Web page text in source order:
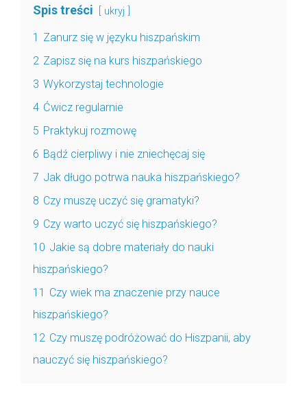
Spis treści ukryj
1 Zanurz się w języku hiszpańskim
2 Zapisz się na kurs hiszpańskiego
3 Wykorzystaj technologie
4 Ćwicz regularnie
5 Praktykuj rozmowę
6 Bądź cierpliwy i nie zniechęcaj się
7 Jak długo potrwa nauka hiszpańskiego?
8 Czy muszę uczyć się gramatyki?
9 Czy warto uczyć się hiszpańskiego?
10 Jakie są dobre materiały do nauki
hiszpańskiego?
11 Czy wiek ma znaczenie przy nauce
hiszpańskiego?
12 Czy muszę podróżować do Hiszpanii, aby
nauczyć się hiszpańskiego?